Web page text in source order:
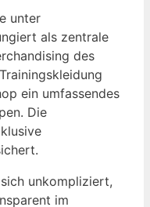
unter
als zentrale
des
ein umfassendes
Die
unkompliziert,
im